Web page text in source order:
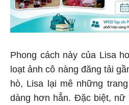
Phong cách này của Lisa
loạt ảnh cô nàng đăng tải
hò, Lisa lại mê những
dàng hơn hẳn. Đặc biệt, nữ